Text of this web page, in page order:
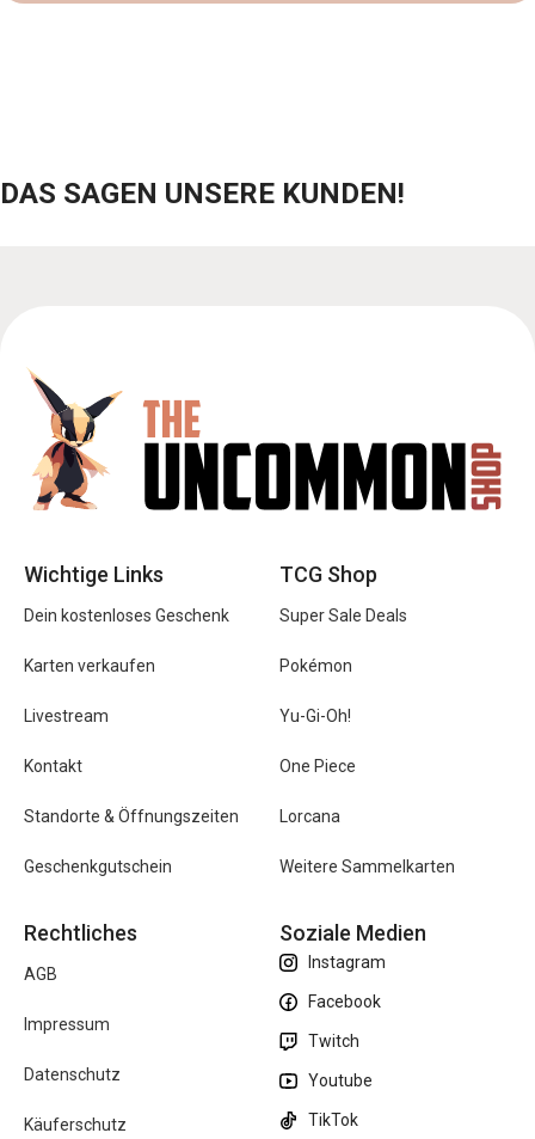
DAS SAGEN UNSERE KUNDEN!
Wichtige Links
Dein kostenloses Geschenk
Karten verkaufen
Livestream
Kontakt
Standorte & Öffnungszeiten
Geschenkgutschein
TCG Shop
Super Sale Deals
Pokémon
Yu-Gi-Oh!
One Piece
Lorcana
Weitere Sammelkarten
Rechtliches
AGB
Impressum
Datenschutz
Käuferschutz
Soziale Medien
Instagram
Facebook
Twitch
Youtube
TikTok